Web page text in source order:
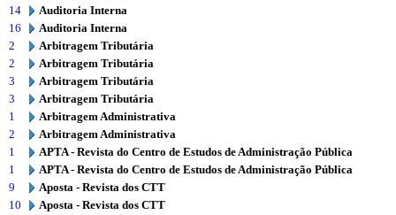
14
Auditoria Interna
16
Auditoria Interna
2
Arbitragem Tributária
2
Arbitragem Tributária
3
Arbitragem Tributária
3
Arbitragem Tributária
1
Arbitragem Administrativa
2
Arbitragem Administrativa
1
APTA - Revista do Centro de Estudos de Administração Pública
1
APTA - Revista do Centro de Estudos de Administração Pública
9
Aposta - Revista dos CTT
10
Aposta - Revista dos CTT